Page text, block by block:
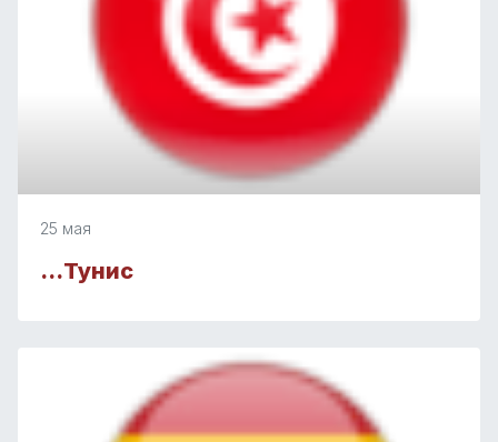
25 мая
…Тунис